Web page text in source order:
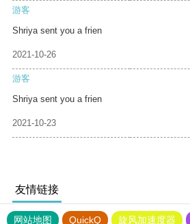
游客
Shriya sent you a frien
2021-10-26
游客
Shriya sent you a frien
2021-10-23
友情链接
网站地图 QuickQ 旋风加速度器